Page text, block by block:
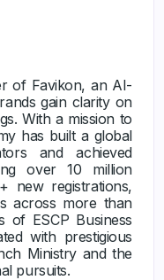
of Favikon, an AI-
gain clarity on
With a mission to
has built a global
and achieved
over 10 million
new registrations,
across more than
of ESCP Business
with prestigious
Ministry and the
pursuits.